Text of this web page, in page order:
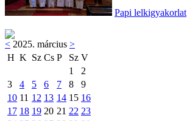
Papi lelkigyakorlat
< 2025. március >
H K Sz Cs P Sz V
1
2
3
4 5 6 7 8
9
10 11 12 13 14 15 16
17 18 19 20 21 22 23